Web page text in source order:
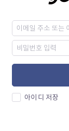
아이디 저장